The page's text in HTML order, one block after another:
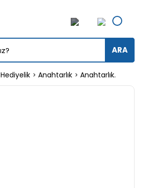
ARA
Hediyelik Anahtarlık Anahtarlık.